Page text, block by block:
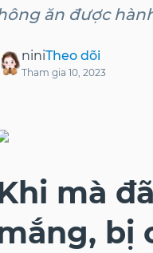
ăn được
niniTheo dõi
Tham gia 10, 2023
mà
bị